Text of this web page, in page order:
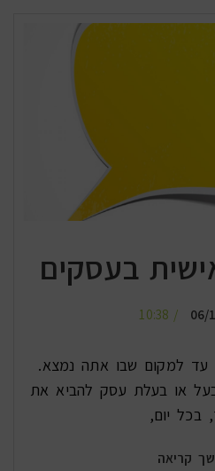
בעסקים
06/
10:38
עד למקום שבו אתה נמצא.
או בעלת עסק להביא את
בכל יום,
קריאה